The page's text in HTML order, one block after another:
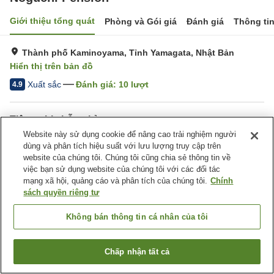
Giới thiệu tổng quát Phòng và Gói giá Đánh giá Thông
Thành phố Kaminoyama, Tỉnh Yamagata, Nhật Bản
Hiển thị trên bản đồ
4.9 Xuất sắc Đánh giá: 10 lượt
Tiện nghi chỗ nghỉ
Bãi đỗ xe
Phòng Phơi Thiết Bị Trượt
Tuyết
Giao Hàng Tận Nhà
Dịch Vụ Cho Thuê Đồ Trượt
Tuyết
Trang chủ Nhật Bản Tỉnh Yamagata
Thành phố Kaminoyama
Noguchi Pension
Tìm phòng trống
Website này sử dụng cookie để nâng cao trải nghiệm người
dùng và phân tích hiệu suất với lưu lượng truy cập trên
website của chúng tôi. Chúng tôi cũng chia sẻ thông tin về
việc bạn sử dụng website của chúng tôi với các đối tác
mạng xã hội, quảng cáo và phân tích của chúng tôi. Chính
sách quyền riêng tư
Không bán thông tin cá nhân của tôi
Chấp nhận tất cả